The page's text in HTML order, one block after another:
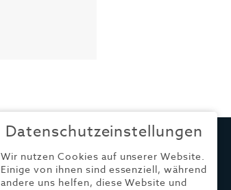
Datenschutzeinstellungen
Wir nutzen Cookies auf unserer Website.
Einige von ihnen sind essenziell, während
andere uns helfen, diese Website und